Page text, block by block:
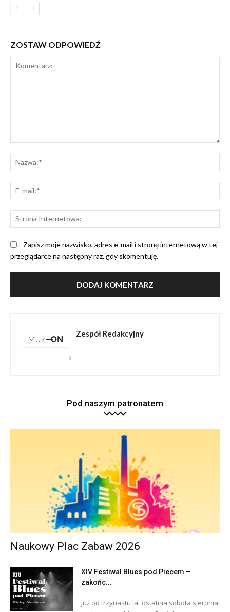
ZOSTAW ODPOWIEDŹ
Zapisz moje nazwisko, adres e-mail i stronę internetową w tej
przeglądarce na następny raz, gdy skomentuję.
Zespół Redakcyjny
Pod naszym patronatem
Naukowy Plac Zabaw 2026
XIV Festiwal Blues pod Piecem –
zakońc...
Już od trzynastu lat ostatnia sobota sierpnia